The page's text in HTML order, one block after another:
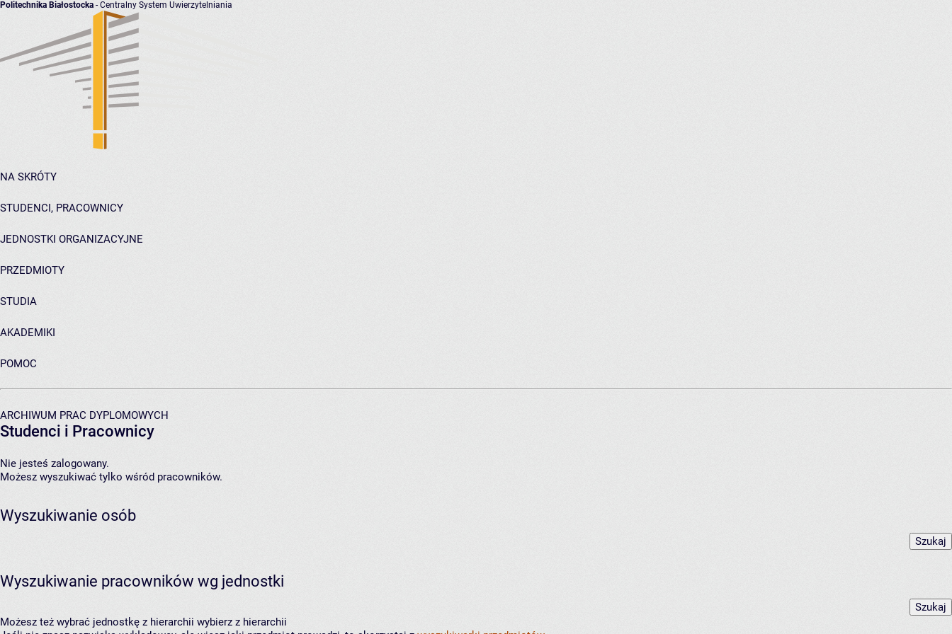
Politechnika Białostocka - Centralny System Uwierzytelniania
NA SKRÓTY
STUDENCI, PRACOWNICY
JEDNOSTKI ORGANIZACYJNE
PRZEDMIOTY
STUDIA
AKADEMIKI
POMOC
ARCHIWUM PRAC DYPLOMOWYCH
Studenci i Pracownicy
Nie jesteś zalogowany.
Możesz wyszukiwać tylko wśród pracowników.
Wyszukiwanie osób
Wyszukiwanie pracowników wg jednostki
Możesz też wybrać jednostkę z hierarchii wybierz z hierarchii